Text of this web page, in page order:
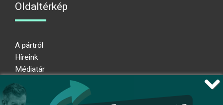
Oldaltérkép
A pártról
Híreink
Médiatár
Adatkezelési nyilatkozat